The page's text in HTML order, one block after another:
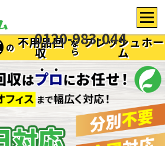
0120-983-044
の 不用品回
収
な
ら
フレッシュホー
ム